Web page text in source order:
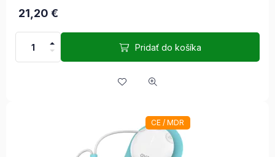
21,20 €
Pridať do košíka
CE / MDR